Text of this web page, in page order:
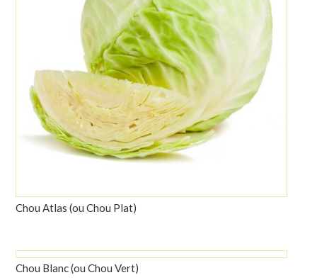
Chou Atlas (ou Chou Plat)
Chou Blanc (ou Chou Vert)